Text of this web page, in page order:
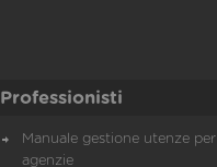
Professionisti
Manuale gestione utenze per
agenzie